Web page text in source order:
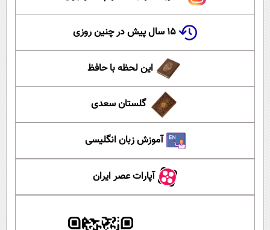
۱۵ سال پیش در چنین روزی
این لحظه با حافظ
گلستان سعدی
آموزش زبان انگلیسی
آپارات عصر ایران